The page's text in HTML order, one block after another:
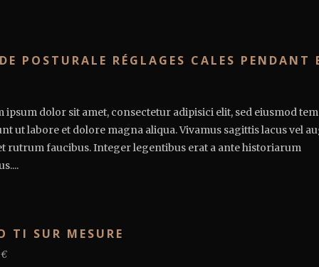
POSTURALE RÉGLAGES CALES PENDANT
ipsum dolor sit amet, consectetur adipisici elit, sed eiusmod
ut labore et dolore magna aliqua. Vivamus sagittis lacus vel
rutrum faucibus. Integer legentibus erat a ante historiarum
TI SUR MESURE